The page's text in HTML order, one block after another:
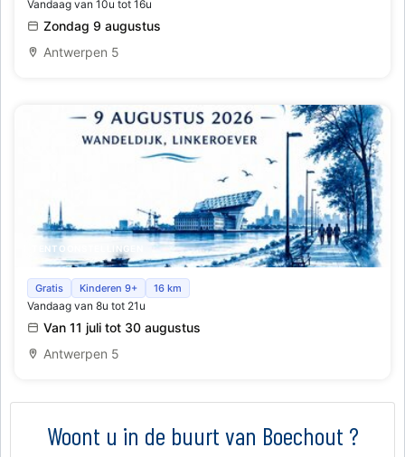
modelschepen
Vandaag van 10u tot 16u
Zondag 9 augustus
Antwerpen 5
TENTOONSTELLINGEN
Poëtische Promenade
Gratis Kinderen 9+ 16 km
Vandaag van 8u tot 21u
Van 11 juli tot 30 augustus
Antwerpen 5
Woont u in de buurt van Boechout ?